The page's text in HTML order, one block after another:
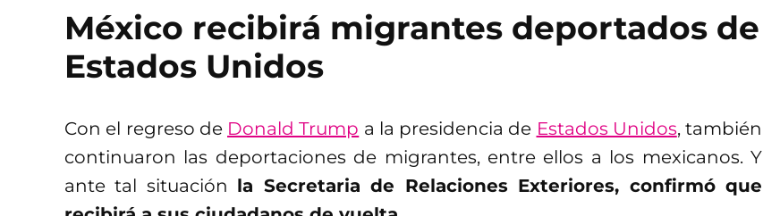
México recibirá migrantes deportados de
Estados Unidos
Con el regreso de Donald Trump a la presidencia de Estados Unidos, también
continuaron las deportaciones de migrantes, entre ellos a los mexicanos. Y
ante tal situación la Secretaria de Relaciones Exteriores, confirmó que